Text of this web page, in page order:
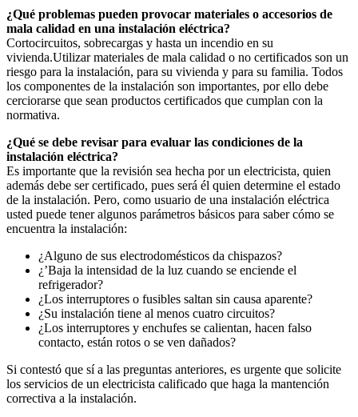
¿Qué problemas pueden provocar materiales o accesorios de
mala calidad en una instalación eléctrica?
Cortocircuitos, sobrecargas y hasta un incendio en su
vivienda.Utilizar materiales de mala calidad o no certificados son un
riesgo para la instalación, para su vivienda y para su familia. Todos
los componentes de la instalación son importantes, por ello debe
cerciorarse que sean productos certificados que cumplan con la
normativa.
¿Qué se debe revisar para evaluar las condiciones de la
instalación eléctrica?
Es importante que la revisión sea hecha por un electricista, quien
además debe ser certificado, pues será él quien determine el estado
de la instalación. Pero, como usuario de una instalación eléctrica
usted puede tener algunos parámetros básicos para saber cómo se
encuentra la instalación:
¿Alguno de sus electrodomésticos da chispazos?
¿’Baja la intensidad de la luz cuando se enciende el
refrigerador?
¿Los interruptores o fusibles saltan sin causa aparente?
¿Su instalación tiene al menos cuatro circuitos?
¿Los interruptores y enchufes se calientan, hacen falso
contacto, están rotos o se ven dañados?
Si contestó que sí a las preguntas anteriores, es urgente que solicite
los servicios de un electricista calificado que haga la mantención
correctiva a la instalación.